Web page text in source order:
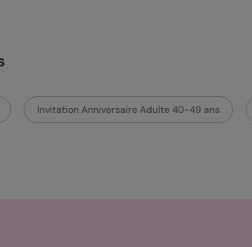
Invitation Anniversaire Adulte 40-49 ans